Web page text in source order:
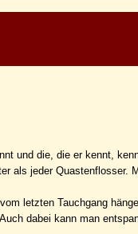
und die, die er kennt,
als jeder Quastenflosser.
letzten Tauchgang
dabei kann man